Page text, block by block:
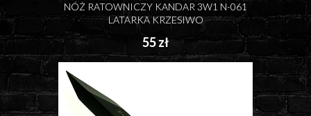
NÓŻ RATOWNICZY KANDAR 3W1 N-061
LATARKA KRZESIWO
55 zł